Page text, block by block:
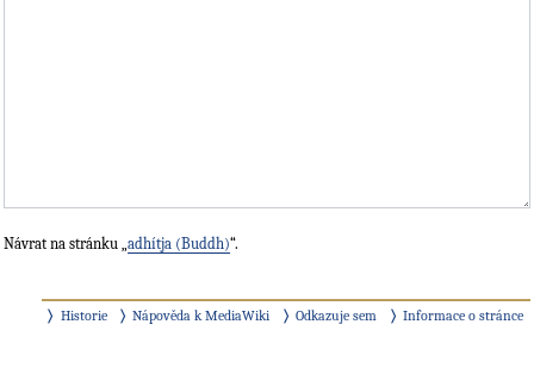
Návrat na stránku „ adhítja (Buddh)“.
Historie Nápověda k MediaWiki Odkazuje sem Informace o stránce